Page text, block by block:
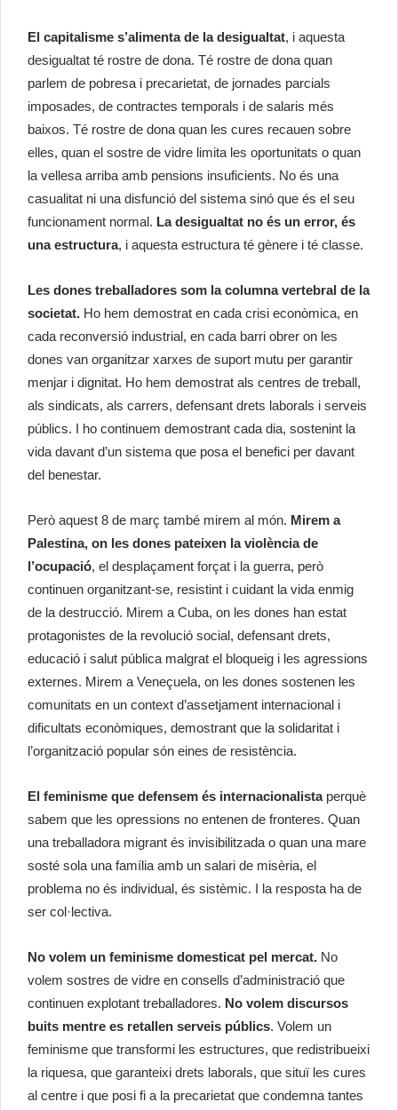
El capitalisme s’alimenta de la desigualtat, i aquesta
desigualtat té rostre de dona. Té rostre de dona quan
parlem de pobresa i precarietat, de jornades parcials
imposades, de contractes temporals i de salaris més
baixos. Té rostre de dona quan les cures recauen sobre
elles, quan el sostre de vidre limita les oportunitats o quan
la vellesa arriba amb pensions insuficients. No és una
casualitat ni una disfunció del sistema sinó que és el seu
funcionament normal. La desigualtat no és un error, és
una estructura, i aquesta estructura té gènere i té classe.
Les dones treballadores som la columna vertebral de la
societat. Ho hem demostrat en cada crisi econòmica, en
cada reconversió industrial, en cada barri obrer on les
dones van organitzar xarxes de suport mutu per garantir
menjar i dignitat. Ho hem demostrat als centres de treball,
als sindicats, als carrers, defensant drets laborals i serveis
públics. I ho continuem demostrant cada dia, sostenint la
vida davant d’un sistema que posa el benefici per davant
del benestar.
Però aquest 8 de març també mirem al món. Mirem a
Palestina, on les dones pateixen la violència de
l’ocupació, el desplaçament forçat i la guerra, però
continuen organitzant-se, resistint i cuidant la vida enmig
de la destrucció. Mirem a Cuba, on les dones han estat
protagonistes de la revolució social, defensant drets,
educació i salut pública malgrat el bloqueig i les agressions
externes. Mirem a Veneçuela, on les dones sostenen les
comunitats en un context d’assetjament internacional i
dificultats econòmiques, demostrant que la solidaritat i
l’organització popular són eines de resistència.
El feminisme que defensem és internacionalistaperquè
sabem que les opressions no entenen de fronteres. Quan
una treballadora migrant és invisibilitzada o quan una mare
sosté sola una família amb un salari de misèria, el
problema no és individual, és sistèmic. I la resposta ha de
ser col·lectiva.
No volem un feminisme domesticat pel mercat. No
volem sostres de vidre en consells d’administració que
continuen explotant treballadores. No volem discursos
buits mentre es retallen serveis públics. Volem un
feminisme que transformi les estructures, que redistribueixi
la riquesa, que garanteixi drets laborals, que situï les cures
al centre i que posi fi a la precarietat que condemna tantes